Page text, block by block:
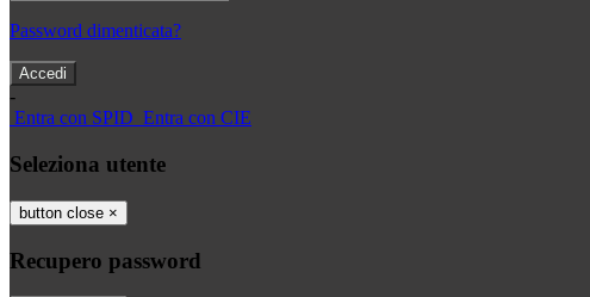
Password dimenticata?
-
Entra con SPID Entra con CIE
Seleziona utente
button close ×
Recupero password